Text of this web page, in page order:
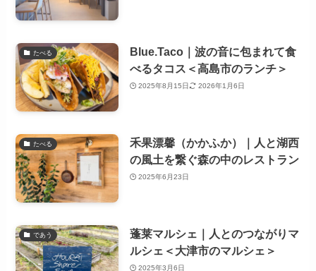
たべる
Blue.Taco｜波の音に包まれて食
べるタコス＜高島市のランチ＞
2025年8月15日 2026年1月6日
たべる
禾果漂馨（かかふか）｜人と湖西
の風土を繋ぐ森の中のレストラン
2025年6月23日
であう
蓬莱マルシェ｜人とのつながりマ
ルシェ＜大津市のマルシェ＞
2025年3月6日